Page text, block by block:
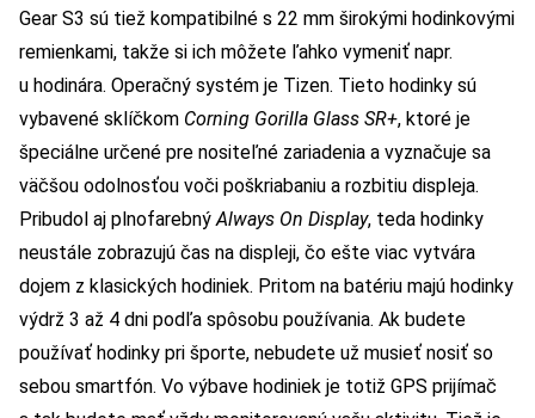
Gear S3 sú tiež kompatibilné s 22 mm širokými hodinkovými
remienkami, takže si ich môžete ľahko vymeniť napr.
u hodinára. Operačný systém je Tizen. Tieto hodinky sú
vybavené sklíčkom Corning Gorilla Glass SR+, ktoré je
špeciálne určené pre nositeľné zariadenia a vyznačuje sa
väčšou odolnosťou voči poškriabaniu a rozbitiu displeja.
Pribudol aj plnofarebnýAlways On Display, teda hodinky
neustále zobrazujú čas na displeji, čo ešte viac vytvára
dojem z klasických hodiniek. Pritom na batériu majú hodinky
výdrž 3 až 4 dni podľa spôsobu používania. Ak budete
používať hodinky pri športe, nebudete už musieť nosiť so
sebou smartfón. Vo výbave hodiniek je totiž GPS prijímač